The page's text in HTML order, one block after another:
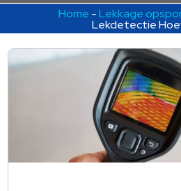
Home -Lekkage
Lekdetectie